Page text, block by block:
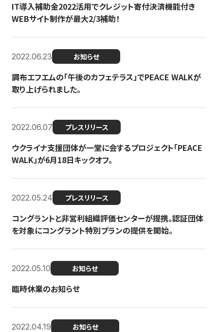
IT導入補助金2022活用でクレジット寄付決済機能付き
WEBサイト制作が最大2/3補助！
2022.06.23 お知らせ
調布エフエムの「午後のカフェテラス」でPEACE WALKが
取り上げられました。
2022.06.07 プレスリリース
ウクライナ支援団体が一堂に会するプロジェクト「PEACE
WALK」が6月18日キックオフ。
2022.05.24 プレスリリース
コングラントと非営利組織評価センターが提携。認証団体
を対象にコングラント特別プランの提供を開始。
2022.05.10 お知らせ
臨時休業のお知らせ
2022.04.19 お知らせ